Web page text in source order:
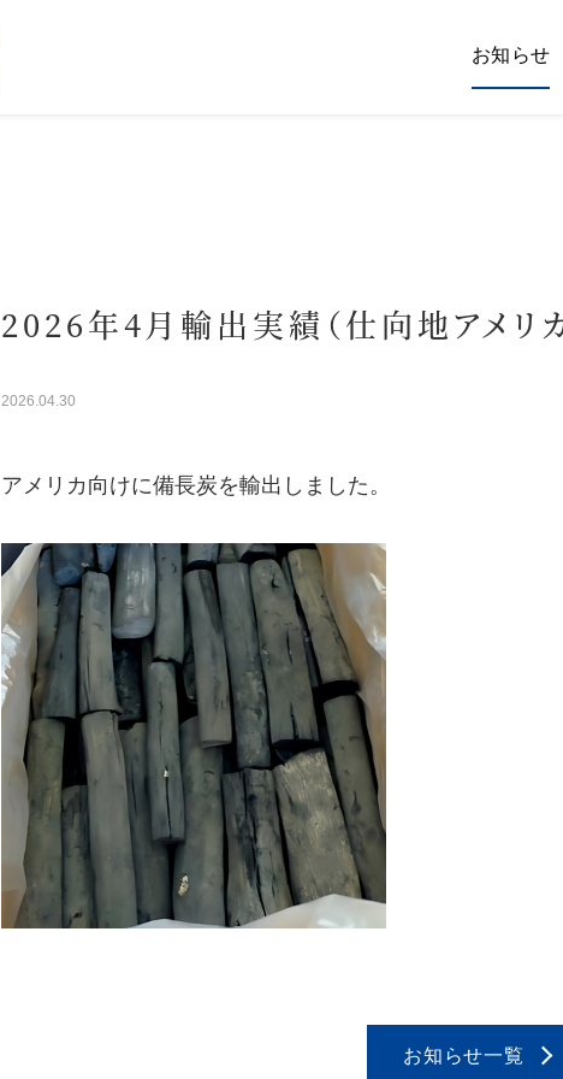
お知らせ
2026年4月輸出実績（仕向地アメリカ
2026.04.30
アメリカ向けに備長炭を輸出しました。
お知らせ一覧